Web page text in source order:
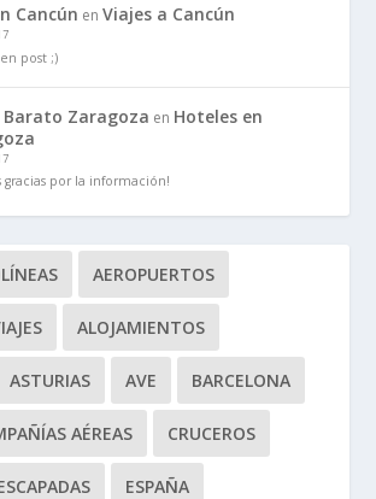
Cancún enViajes a Cancún
post ;)
Zaragoza en Hoteles en
gracias por la información!
AEROPUERTOS
ALOJAMIENTOS
ASTURIAS AVE BARCELONA
AÉREAS CRUCEROS
ESPAÑA